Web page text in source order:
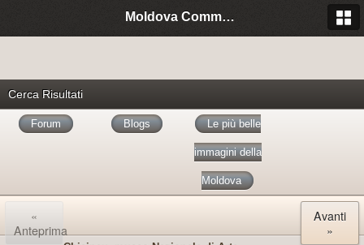
Moldova Community Italia
Cerca Risultati
Forum Blogs Le più belle
immagini della
Moldova
«
Anteprima
Avanti
»